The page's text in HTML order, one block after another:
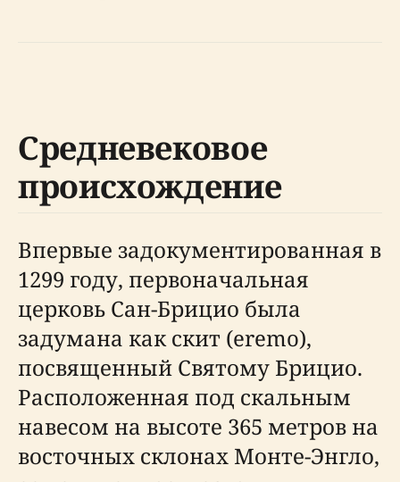
Средневековое
происхождение
Впервые задокументированная в
1299 году, первоначальная
церковь Сан-Брицио была
задумана как скит (eremo),
посвященный Святому Брицио.
Расположенная под скальным
навесом на высоте 365 метров на
восточных склонах Монте-Энгло,